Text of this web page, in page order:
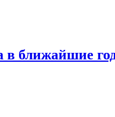
в ближайшие